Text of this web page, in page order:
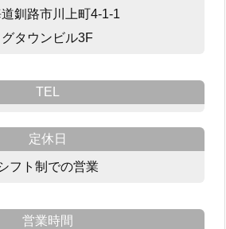
釧路市川上町4-1-1
タウンビル3F
TEL
定休日
フト制での営業
営業時間